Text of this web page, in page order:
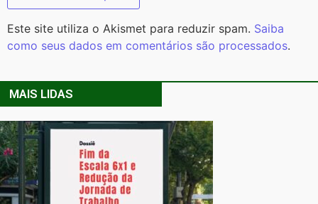
Este site utiliza o Akismet para reduzir spam. Saiba
como seus dados em comentários são processados.
MAIS LIDAS